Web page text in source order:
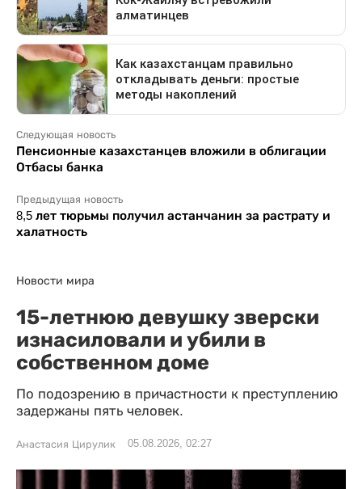
Следующая новость
Пенсионные казахстанцев вложили в облигации
Отбасы банка
Предыдущая новость
8,5 лет тюрьмы получил астанчанин за растрату и
халатность
Новости мира
15-летнюю девушку зверски
изнасиловали и убили в
собственном доме
По подозрению в причастности к преступлению
задержаны пять человек.
Анастасия Цирулик 05.08.2026, 02:27